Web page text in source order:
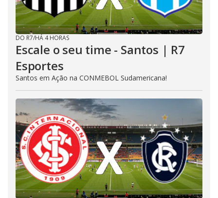
DO R7/HÁ 4 HORAS
Escale o seu time - Santos | R7
Esportes
Santos em Ação na CONMEBOL Sudamericana!